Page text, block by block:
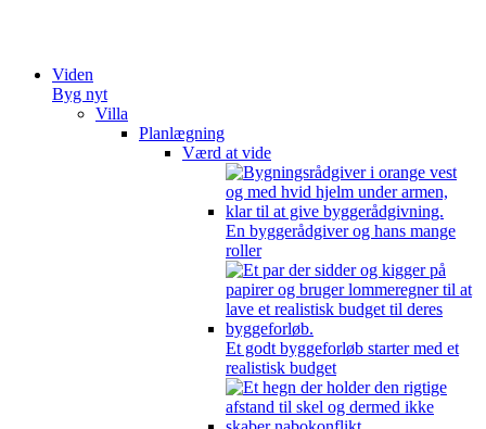
Viden
Byg nyt
Villa
Planlægning
Værd at vide
En byggerådgiver og hans mange
roller
Et godt byggeforløb starter med et
realistisk budget